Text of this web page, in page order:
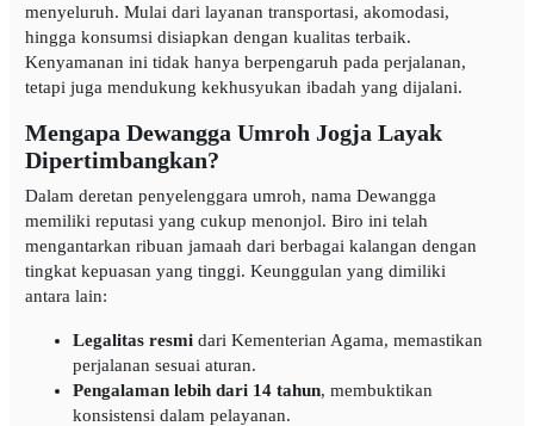
menyeluruh. Mulai dari layanan transportasi, akomodasi,
hingga konsumsi disiapkan dengan kualitas terbaik.
Kenyamanan ini tidak hanya berpengaruh pada perjalanan,
tetapi juga mendukung kekhusyukan ibadah yang dijalani.
Mengapa Dewangga Umroh Jogja Layak
Dipertimbangkan?
Dalam deretan penyelenggara umroh, nama Dewangga
memiliki reputasi yang cukup menonjol. Biro ini telah
mengantarkan ribuan jamaah dari berbagai kalangan dengan
tingkat kepuasan yang tinggi. Keunggulan yang dimiliki
antara lain:
Legalitas resmidari Kementerian Agama, memastikan
perjalanan sesuai aturan.
Pengalaman lebih dari 14 tahun, membuktikan
konsistensi dalam pelayanan.